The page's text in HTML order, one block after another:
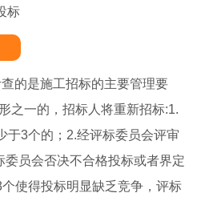
标
的是施工招标的主要管理要
之一的，招标人将重新招标:1.
于3个的；2.经评标委员会评审
委员会否决不合格投标或者界定
使得投标明显缺乏竞争，评标